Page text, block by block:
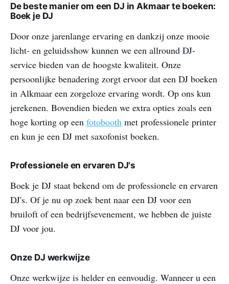
De beste manier om een DJ in Akmaar te boeken:
Boek je DJ
Door onze jarenlange ervaring en dankzij onze mooie
licht- en geluidsshow kunnen we een allround DJ-
service bieden van de hoogste kwaliteit. Onze
persoonlijke benadering zorgt ervoor dat een DJ boeken
in Alkmaar een zorgeloze ervaring wordt. Op ons kun
jerekenen. Bovendien bieden we extra opties zoals een
hoge korting op een fotobooth met professionele printer
en kun je een DJ met saxofonist boeken.
Professionele en ervaren DJ's
Boek je DJ staat bekend om de professionele en ervaren
DJ's. Of je nu op zoek bent naar een DJ voor een
bruiloft of een bedrijfsevenement, we hebben de juiste
DJ voor jou.
Onze DJ werkwijze
Onze werkwijze is helder en eenvoudig. Wanneer u een